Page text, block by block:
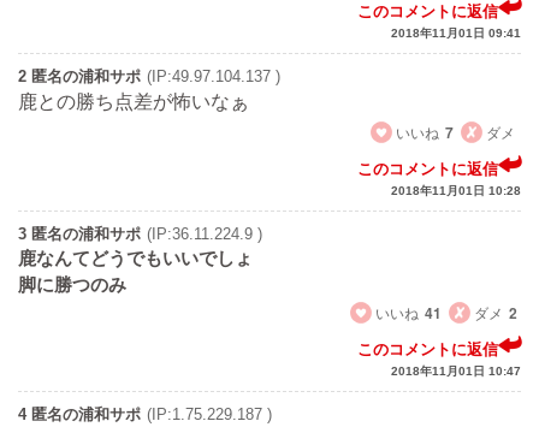
このコメントに返信
2018年11月01日 09:41
2 匿名の浦和サポ (IP:49.97.104.137 )
鹿との勝ち点差が怖いなぁ
いいね 7 ダメ
このコメントに返信
2018年11月01日 10:28
3 匿名の浦和サポ (IP:36.11.224.9 )
鹿なんてどうでもいいでしょ
脚に勝つのみ
いいね 41 ダメ 2
このコメントに返信
2018年11月01日 10:47
4 匿名の浦和サポ (IP:1.75.229.187 )